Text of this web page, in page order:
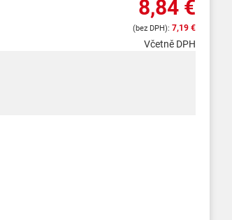
8,84 €
7,19 €
Včetně DPH